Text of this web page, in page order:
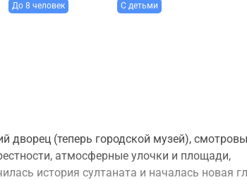
До 8 человек С детьми
дворец (теперь городской музей),
атмосферные улочки и площади,
история султаната и началась новая